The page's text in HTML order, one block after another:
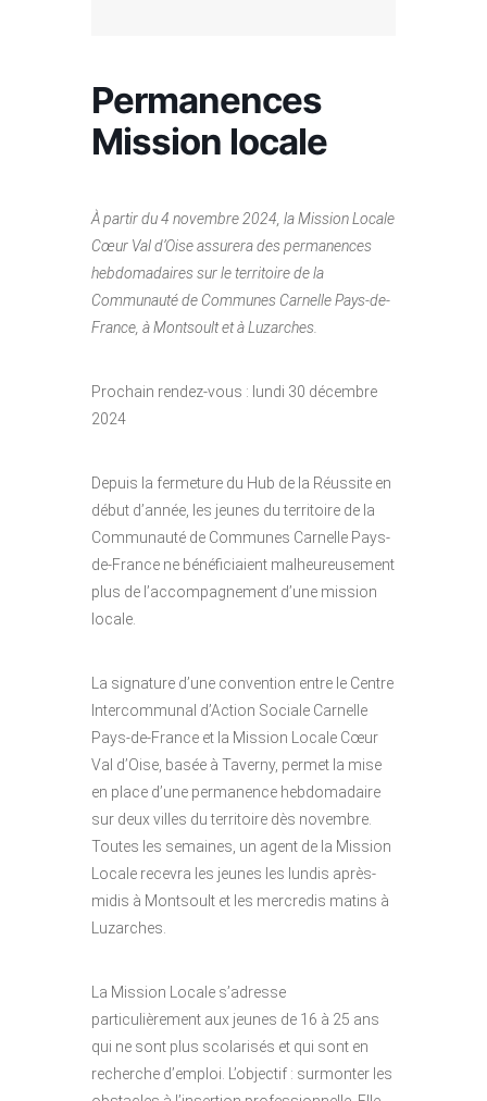
Permanences
Mission locale
À partir du 4 novembre 2024, la Mission Locale
Cœur Val d’Oise assurera des permanences
hebdomadaires sur le territoire de la
Communauté de Communes Carnelle Pays-de-
France, à Montsoult et à Luzarches.
Prochain rendez-vous : lundi 30 décembre
2024
Depuis la fermeture du Hub de la Réussite en
début d’année, les jeunes du territoire de la
Communauté de Communes Carnelle Pays-
de-France ne bénéficiaient malheureusement
plus de l’accompagnement d’une mission
locale.
La signature d’une convention entre le Centre
Intercommunal d’Action Sociale Carnelle
Pays-de-France et la Mission Locale Cœur
Val d’Oise, basée à Taverny, permet la mise
en place d’une permanence hebdomadaire
sur deux villes du territoire dès novembre.
Toutes les semaines, un agent de la Mission
Locale recevra les jeunes les lundis après-
midis à Montsoult et les mercredis matins à
Luzarches.
La Mission Locale s’adresse
particulièrement aux jeunes de 16 à 25 ans
qui ne sont plus scolarisés et qui sont en
recherche d’emploi. L’objectif : surmonter les